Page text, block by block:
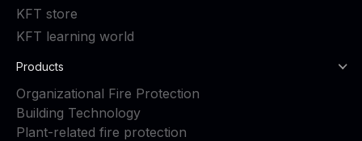
KFT store
KFT learning world
Products
Organizational Fire Protection
Building Technology
Plant-related fire protection